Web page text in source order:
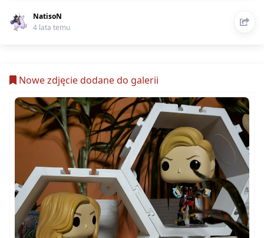
NatisoN
4 lata temu
Nowe zdjęcie dodane do galerii